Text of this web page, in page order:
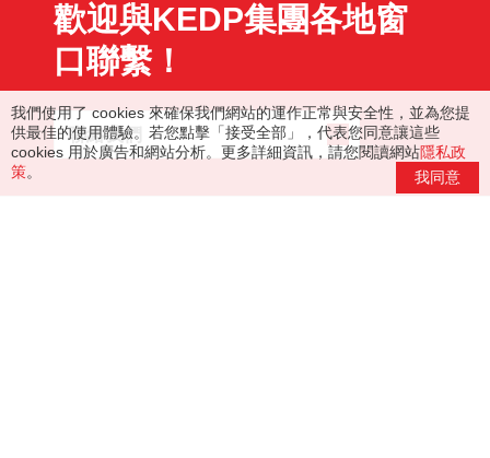
歡迎與KEDP集團各地窗
口聯繫！
聯絡我們
我們使用了 cookies 來確保我們網站的運作正常與安全性，並為您提
供最佳的使用體驗。若您點擊「接受全部」，代表您同意讓這些
cookies 用於廣告和網站分析。更多詳細資訊，請您閱讀網站隱私政
策。 我同意